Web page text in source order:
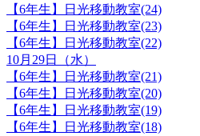
【6年生】日光移動教室(24)
【6年生】日光移動教室(23)
【6年生】日光移動教室(22)
10月29日（水）
【6年生】日光移動教室(21)
【6年生】日光移動教室(20)
【6年生】日光移動教室(19)
【6年生】日光移動教室(18)